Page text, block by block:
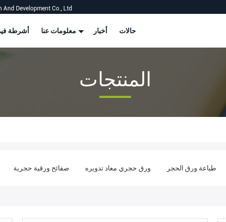
Development Co., Ltd
أشرطة أخبار حالات
المنتجات
صفائح ورق حجري معاد تدويره طباعة ورق الحجر الحجر